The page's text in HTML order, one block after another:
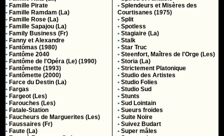
• Famille Pirate
• Famille Ramdam (La)
• Famille Rose (La)
• Famille Sapajou (La)
• Family Business (Fr)
• Fanny et Alexandre
• Fantômas (1980)
• Fantôme 2040
• Fantôme de l'Opéra (Le) (1990)
• Fantômette (1993)
• Fantômette (2000)
• Farce du Destin (La)
• Fargas
• Fargeot (Les)
• Farouches (Les)
• Fatale-Station
• Faucheurs de Marguerites (Les)
• Faussaires (Fr)
• Faute (La)
• Splendeurs et Misères des
Courtisanes (1975)
• Split
• Spotless
• Stagiaire (La)
• Stalk
• Star Truc
• Steenfort, Maîtres de l'Orge (Les)
• Storia (La)
• Strictement Platonique
• Studio des Artistes
• Studio Folies
• Studio Sud
• Stunts
• Sud Lointain
• Sueurs froides
• Suite Noire
• Suivez Budart
• Super mâles